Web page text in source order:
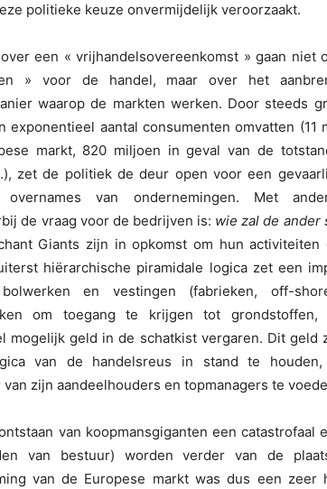
politieke keuze onvermijdelijk veroorzaakt.
een « vrijhandelsovereenkomst » gaan niet
» voor de handel, maar over het
waarop de markten werken. Door steeds
exponentieel aantal consumenten omvatten (11
markt, 820 miljoen in geval van de
zet de politiek de deur open voor een
van ondernemingen. Met
de vraag voor de bedrijven is: wie zal de ander
Giants zijn in opkomst om hun activiteiten
hiërarchische piramidale logica zet een
en vestingen (fabrieken, off-
om toegang te krijgen tot
mogelijk geld in de schatkist vergaren. Dit geld
van de handelsreus in stand te
zijn aandeelhouders en topmanagers te
van koopmansgiganten een catastrofaal
van bestuur) worden verder van de
van de Europese markt was dus een zeer